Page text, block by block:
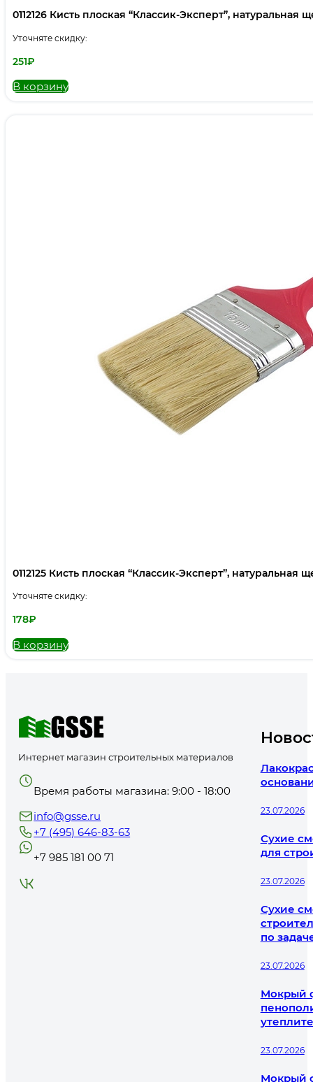
0112126 Кисть плоская “Классик-Эксперт”, натуральная
Уточняте скидку:
251₽
В корзину
0112125 Кисть плоская “Классик-Эксперт”, натуральная
Уточняте скидку:
178₽
В корзину
Интернет магазин строительных материалов
Время работы магазина: 9:00 - 18:00
info@gsse.ru
+7 (495) 646-83-63
+7 985 181 00 71
23.07.2026
Сухие
для
23.07.2026
Сухие
по
23.07.2026
Мокрый
23.07.2026
Мокрый